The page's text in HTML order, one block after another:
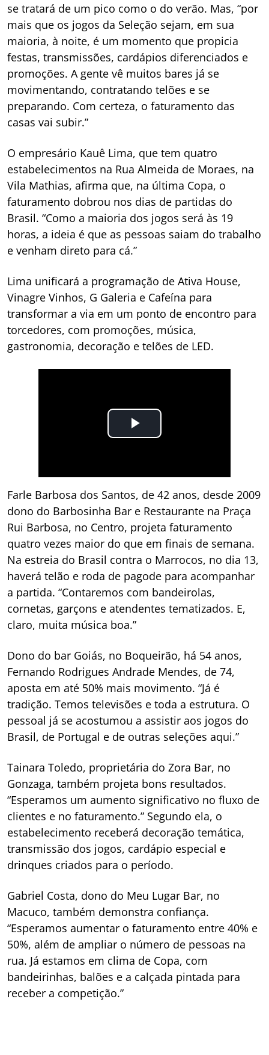
se tratará de um pico como o do verão. Mas, “por
mais que os jogos da Seleção sejam, em sua
maioria, à noite, é um momento que propicia
festas, transmissões, cardápios diferenciados e
promoções. A gente vê muitos bares já se
movimentando, contratando telões e se
preparando. Com certeza, o faturamento das
casas vai subir.”
O empresário Kauê Lima, que tem quatro
estabelecimentos na Rua Almeida de Moraes, na
Vila Mathias, afirma que, na última Copa, o
faturamento dobrou nos dias de partidas do
Brasil. “Como a maioria dos jogos será às 19
horas, a ideia é que as pessoas saiam do trabalho
e venham direto para cá.”
Lima unificará a programação de Ativa House,
Vinagre Vinhos, G Galeria e Cafeína para
transformar a via em um ponto de encontro para
torcedores, com promoções, música,
gastronomia, decoração e telões de LED.
Farle Barbosa dos Santos, de 42 anos, desde 2009
dono do Barbosinha Bar e Restaurante na Praça
Rui Barbosa, no Centro, projeta faturamento
quatro vezes maior do que em finais de semana.
Na estreia do Brasil contra o Marrocos, no dia 13,
haverá telão e roda de pagode para acompanhar
a partida. “Contaremos com bandeirolas,
cornetas, garçons e atendentes tematizados. E,
claro, muita música boa.”
Dono do bar Goiás, no Boqueirão, há 54 anos,
Fernando Rodrigues Andrade Mendes, de 74,
aposta em até 50% mais movimento. “Já é
tradição. Temos televisões e toda a estrutura. O
pessoal já se acostumou a assistir aos jogos do
Brasil, de Portugal e de outras seleções aqui.”
Tainara Toledo, proprietária do Zora Bar, no
Gonzaga, também projeta bons resultados.
“Esperamos um aumento significativo no fluxo de
clientes e no faturamento.” Segundo ela, o
estabelecimento receberá decoração temática,
transmissão dos jogos, cardápio especial e
drinques criados para o período.
Gabriel Costa, dono do Meu Lugar Bar, no
Macuco, também demonstra confiança.
“Esperamos aumentar o faturamento entre 40% e
50%, além de ampliar o número de pessoas na
rua. Já estamos em clima de Copa, com
bandeirinhas, balões e a calçada pintada para
receber a competição.”